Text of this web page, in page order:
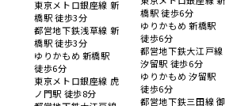
東京メトロ銀座線 新
橋駅 徒歩3分
都営地下鉄浅草線 新
橋駅 徒歩3分
ゆりかもめ 新橋駅
徒歩6分
東京メトロ銀座線 虎
ノ門駅 徒歩8分
橋駅 徒歩6分
ゆりかもめ 新橋駅
徒歩6分
都営地下鉄大江戸線
汐留駅 徒歩6分
ゆりかもめ 汐留駅
徒歩6分
都営地下鉄三田線 御